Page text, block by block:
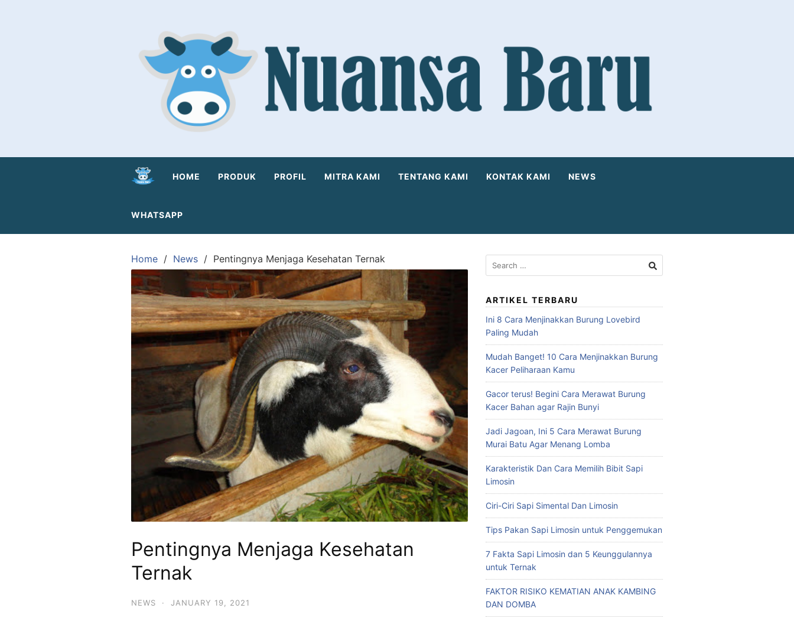
HOME PRODUK PROFIL MITRA KAMI TENTANG KAMI KONTAK KAMI NEWS
WHATSAPP
Home News Pentingnya Menjaga Kesehatan Ternak
Pentingnya Menjaga Kesehatan
Ternak
NEWS · JANUARY 19, 2021
Search
for:
ARTIKEL TERBARU
Ini 8 Cara Menjinakkan Burung Lovebird
Paling Mudah
Mudah Banget! 10 Cara Menjinakkan Burung
Kacer Peliharaan Kamu
Gacor terus! Begini Cara Merawat Burung
Kacer Bahan agar Rajin Bunyi
Jadi Jagoan, Ini 5 Cara Merawat Burung
Murai Batu Agar Menang Lomba
Karakteristik Dan Cara Memilih Bibit Sapi
Limosin
Ciri-Ciri Sapi Simental Dan Limosin
Tips Pakan Sapi Limosin untuk Penggemukan
7 Fakta Sapi Limosin dan 5 Keunggulannya
untuk Ternak
FAKTOR RISIKO KEMATIAN ANAK KAMBING
DAN DOMBA